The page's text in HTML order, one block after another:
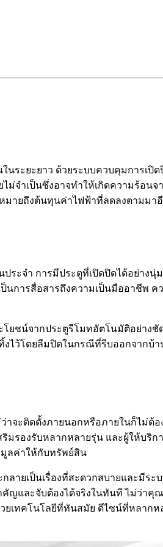
ระยะยาว ด้วยระบบควบคุมการเปิ
ไม่จำเป็นซึ่งอาจทำให้เกิดความร้อน
ายถึงต้นทุนค่าไฟฟ้าที่ลดลงตามมา
ะจำ การมีประตูที่เปิดปิดได้อย่างนุ่ม
นการสื่อสารถึงความเป็นมืออาชีพ
ยชน์จากประตูรีโมทอัตโนมัติอย่างชัด
งไว้โดยลืมปิดในกรณีที่รีบออกจากบ้
ะติดตั้งภายนอกหรือภายในก็ไม่ต้อง
มรองรับหลากหลายรุ่น และผู้ให้บริ
มูลค่าให้กับทรัพย์สิน
ลายเป็นเรื่องที่สะดวกสบายและมีร
ญและจับต้องได้จริงในทันที ไม่ว่าคุ
เทคโนโลยีที่ทันสมัย ดีไซน์ที่หลากห